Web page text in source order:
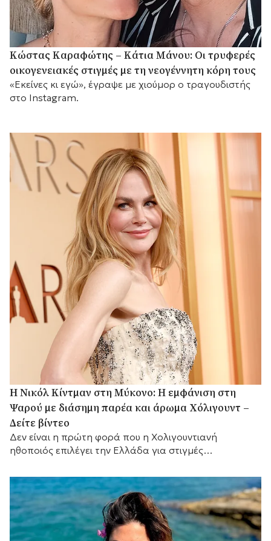
Κώστας Καραφώτης – Κάτια Μάνου: Οι τρυφερές
οικογενειακές στιγμές με τη νεογέννητη κόρη τους
«Εκείνες κι εγώ», έγραψε με χιούμορ ο τραγουδιστής
στο Instagram.
H Νικόλ Κίντμαν στη Μύκονο: Η εμφάνιση στη
Ψαρού με διάσημη παρέα και άρωμα Χόλιγουντ –
Δείτε βίντεο
Δεν είναι η πρώτη φορά που η Χολιγουντιανή
ηθοποιός επιλέγει την Ελλάδα για στιγμές